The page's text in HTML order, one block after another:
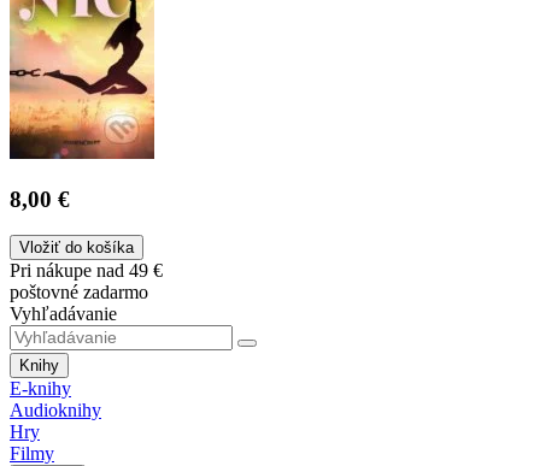
8,00 €
Vložiť do košíka
Pri nákupe nad 49 €
poštovné zadarmo
Vyhľadávanie
Knihy
E-knihy
Audioknihy
Hry
Filmy